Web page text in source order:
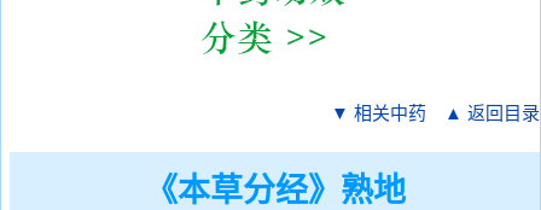
▼ 相关中药 ▲ 返回目录
《本草分经》熟地